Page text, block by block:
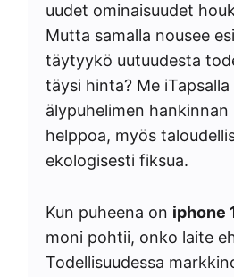
uudet ominaisuudet
Mutta samalla nousee
täytyykö uutuudesta
täysi hinta? Me
älypuhelimen
helppoa, myös
ekologisesti fiksua.
Kun puheena on iphone
moni pohtii, onko laite
Todellisuudessa